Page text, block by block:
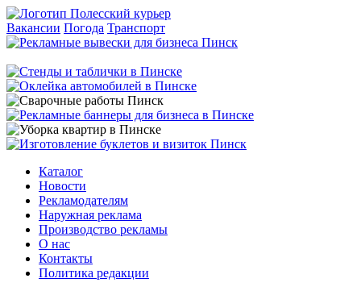
Вакансии Погода Транспорт
Каталог
Новости
Рекламодателям
Наружная реклама
Производство рекламы
О нас
Контакты
Политика редакции